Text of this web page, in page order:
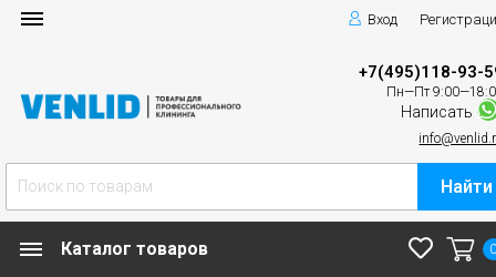
Вход
+7(495)118-93-
Пн—Пт
Написать
Найти
Каталог товаров